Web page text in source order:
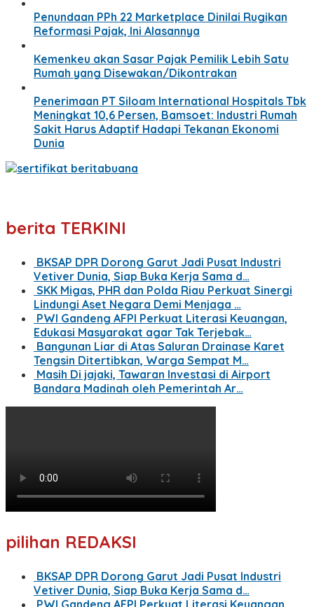
Penundaan PPh 22 Marketplace Dinilai Rugikan
Reformasi Pajak, Ini Alasannya
Kemenkeu akan Sasar Pajak Pemilik Lebih Satu
Rumah yang Disewakan/Dikontrakan
Penerimaan PT Siloam International Hospitals Tbk
Meningkat 10,6 Persen, Bamsoet: Industri Rumah
Sakit Harus Adaptif Hadapi Tekanan Ekonomi
Dunia
berita TERKINI
BKSAP DPR Dorong Garut Jadi Pusat Industri
Vetiver Dunia, Siap Buka Kerja Sama d…
SKK Migas, PHR dan Polda Riau Perkuat Sinergi
Lindungi Aset Negara Demi Menjaga …
PWI Gandeng AFPI Perkuat Literasi Keuangan,
Edukasi Masyarakat agar Tak Terjebak…
Bangunan Liar di Atas Saluran Drainase Karet
Tengsin Ditertibkan, Warga Sempat M…
Masih Di jajaki, Tawaran Investasi di Airport
Bandara Madinah oleh Pemerintah Ar…
pilihan REDAKSI
BKSAP DPR Dorong Garut Jadi Pusat Industri
Vetiver Dunia, Siap Buka Kerja Sama d…
PWI Gandeng AFPI Perkuat Literasi Keuangan,